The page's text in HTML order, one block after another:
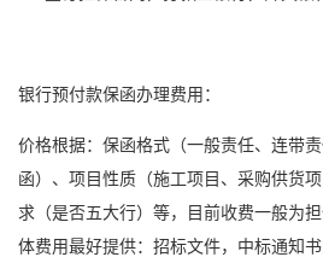
银行预付款保函办理费用：
价格根据： 保函格式 （一般责任、连带
函）、项目性质（施工项目、采购供货
求（是否五大行）等，目前收费一般为
体费用最好提供：招标文件，中标通知